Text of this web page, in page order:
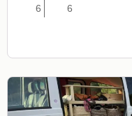
6 6